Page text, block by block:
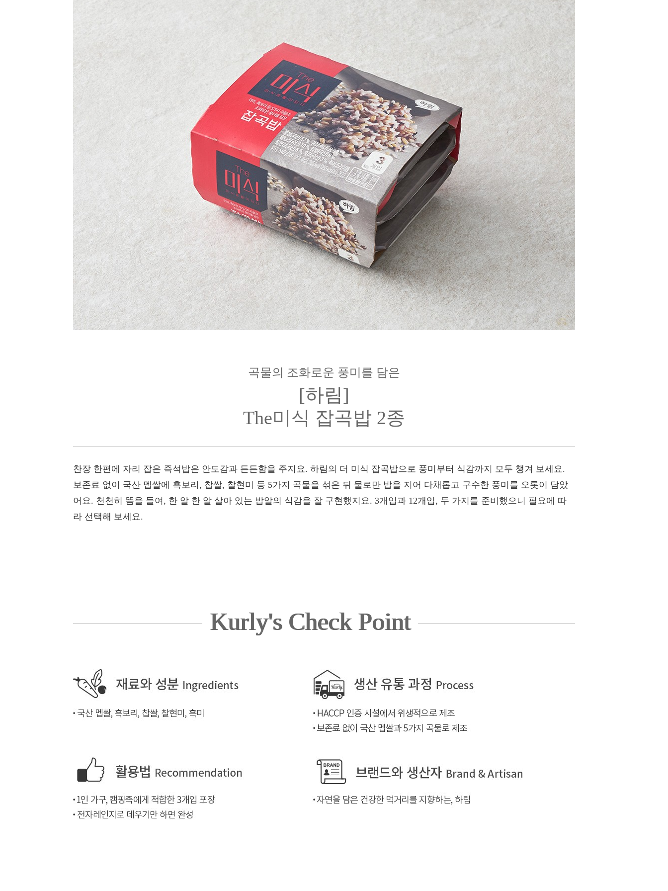
곡물의 조화로운 풍미를 담은
[하림]
The미식 잡곡밥 2종
찬장 한편에 자리 잡은 즉석밥은 안도감과 든든함을 주지요. 하림의 더 미식 잡곡밥으로 풍미부터 식감까지 모두 챙겨 보세요.
보존료 없이 국산 멥쌀에 흑보리, 찹쌀, 찰현미 등 5가지 곡물을 섞은 뒤 물로만 밥을 지어 다채롭고 구수한 풍미를 오롯이 담았
어요. 천천히 뜸을 들여, 한 알 한 알 살아 있는 밥알의 식감을 잘 구현했지요. 3개입과 12개입, 두 가지를 준비했으니 필요에 따
라 선택해 보세요.
Kurly's Check Point